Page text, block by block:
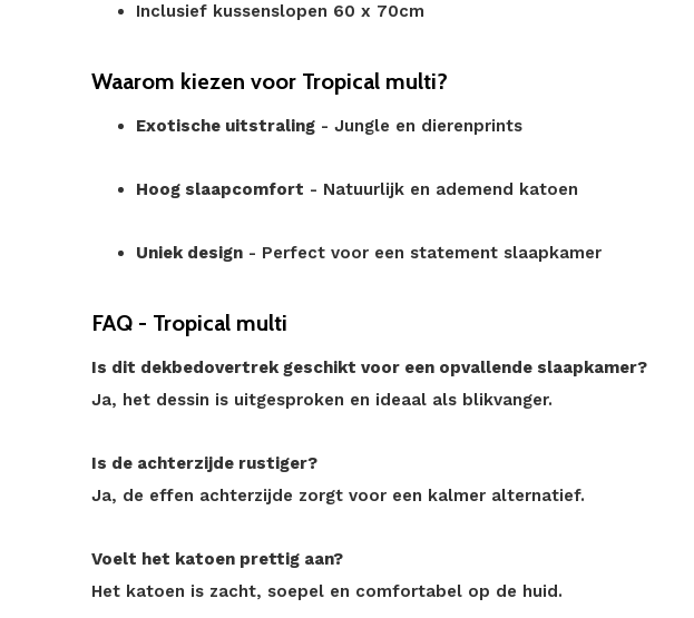
Inclusief kussenslopen 60 x 70cm
Waarom kiezen voor Tropical multi?
Exotische uitstraling - Jungle en dierenprints
Hoog slaapcomfort - Natuurlijk en ademend katoen
Uniek design - Perfect voor een statement slaapkamer
FAQ - Tropical multi
Is dit dekbedovertrek geschikt voor een opvallende slaapkamer?
Ja, het dessin is uitgesproken en ideaal als blikvanger.
Is de achterzijde rustiger?
Ja, de effen achterzijde zorgt voor een kalmer alternatief.
Voelt het katoen prettig aan?
Het katoen is zacht, soepel en comfortabel op de huid.